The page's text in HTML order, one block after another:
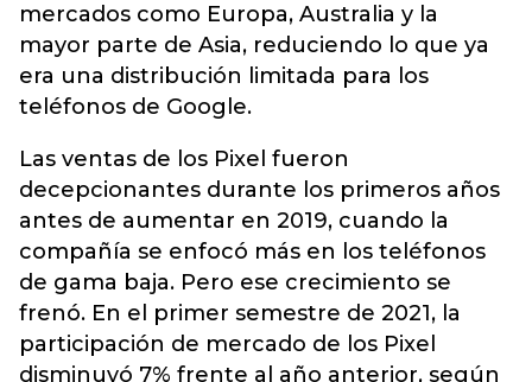
mercados como Europa, Australia y la
mayor parte de Asia, reduciendo lo que ya
era una distribución limitada para los
teléfonos de Google.
Las ventas de los Pixel fueron
decepcionantes durante los primeros años
antes de aumentar en 2019, cuando la
compañía se enfocó más en los teléfonos
de gama baja. Pero ese crecimiento se
frenó. En el primer semestre de 2021, la
participación de mercado de los Pixel
disminuyó 7% frente al año anterior, según